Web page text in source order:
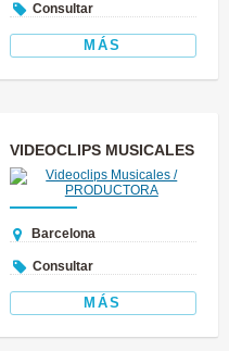
Consultar
MÁS
VIDEOCLIPS MUSICALES
/ PRODUCTORA
Barcelona
Consultar
MÁS